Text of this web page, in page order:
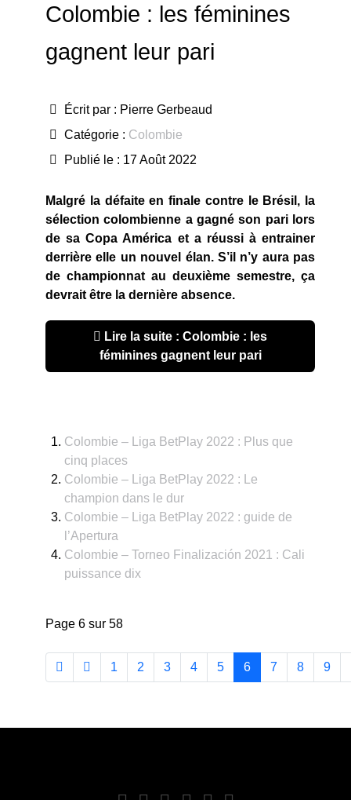
Colombie : les féminines
gagnent leur pari
Écrit par : Pierre Gerbeaud
Catégorie : Colombie
Publié le : 17 Août 2022
Malgré la défaite en finale contre le Brésil, la
sélection colombienne a gagné son pari lors
de sa Copa América et a réussi à entrainer
derrière elle un nouvel élan. S’il n’y aura pas
de championnat au deuxième semestre, ça
devrait être la dernière absence.
Lire la suite : Colombie : les
féminines gagnent leur pari
Colombie – Liga BetPlay 2022 : Plus que
cinq places
Colombie – Liga BetPlay 2022 : Le
champion dans le dur
Colombie – Liga BetPlay 2022 : guide de
l’Apertura
Colombie – Torneo Finalización 2021 : Cali
puissance dix
Page 6 sur 58
1 2 3 4 5 6 7 8 9